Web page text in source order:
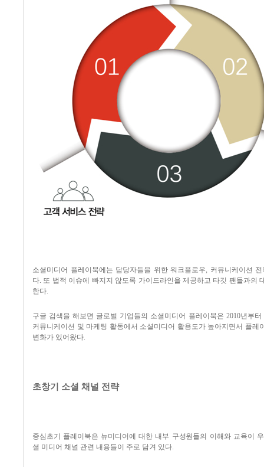
소셜미디어 플레이북에는 담당자들을 위한 워크플로우, 커뮤니케이션
다. 또 법적 이슈에 빠지지 않도록 가이드라인을 제공하고 타깃 팬들과의
한다.
구글 검색을 해보면 글로벌 기업들의 소셜미디어 플레이북은 2010년부터
커뮤니케이션 및 마케팅 활동에서 소셜미디어 활용도가 높아지면서 플레
변화가 있어왔다.
초창기 소셜 채널 전략
중심초기 플레이북은 뉴미디어에 대한 내부 구성원들의 이해와 교육이
셜 미디어 채널 관련 내용들이 주로 담겨 있다.